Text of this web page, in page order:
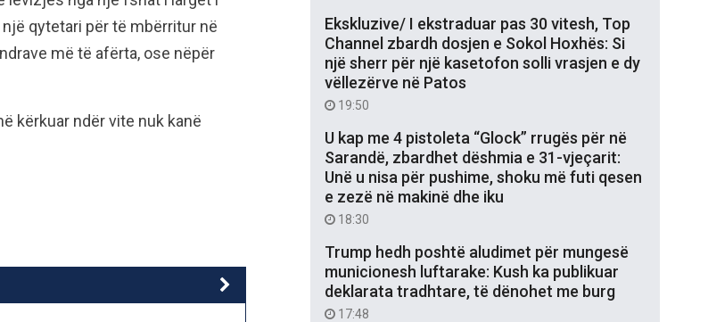
qytetari për të mbërritur në
më të afërta, ose nëpër
kërkuar ndër vite nuk kanë
Ekskluzive/ I ekstraduar pas 30 vitesh, Top
Channel zbardh dosjen e Sokol Hoxhës: Si
një sherr për një kasetofon solli vrasjen e dy
vëllezërve në Patos
19:50
U kap me 4 pistoleta “Glock” rrugës për në
Sarandë, zbardhet dëshmia e 31-vjeçarit:
Unë u nisa për pushime, shoku më futi qesen
e zezë në makinë dhe iku
18:30
Trump hedh poshtë aludimet për mungesë
municionesh luftarake: Kush ka publikuar
deklarata tradhtare, të dënohet me burg
17:48